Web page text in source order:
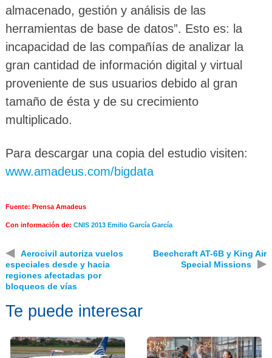
almacenado, gestión y análisis de las
herramientas de base de datos”. Esto es: la
incapacidad de las compañías de analizar la
gran cantidad de información digital y virtual
proveniente de sus usuarios debido al gran
tamaño de ésta y de su crecimiento
multiplicado.
Para descargar una copia del estudio visiten:
www.amadeus.com/bigdata
Fuente: Prensa Amadeus
Con información de: CNIS 2013 Emilio García García
◀
Aerocivil autoriza vuelos
especiales desde y hacia
regiones afectadas por
bloqueos de vías
Beechcraft AT-6B y King Air
Special Missions
▶
Te puede interesar